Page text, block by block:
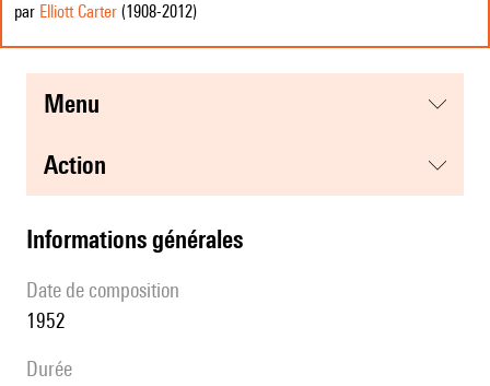
par Elliott Carter (1908-2012)
menu
action
informations générales
date de composition
1952
durée